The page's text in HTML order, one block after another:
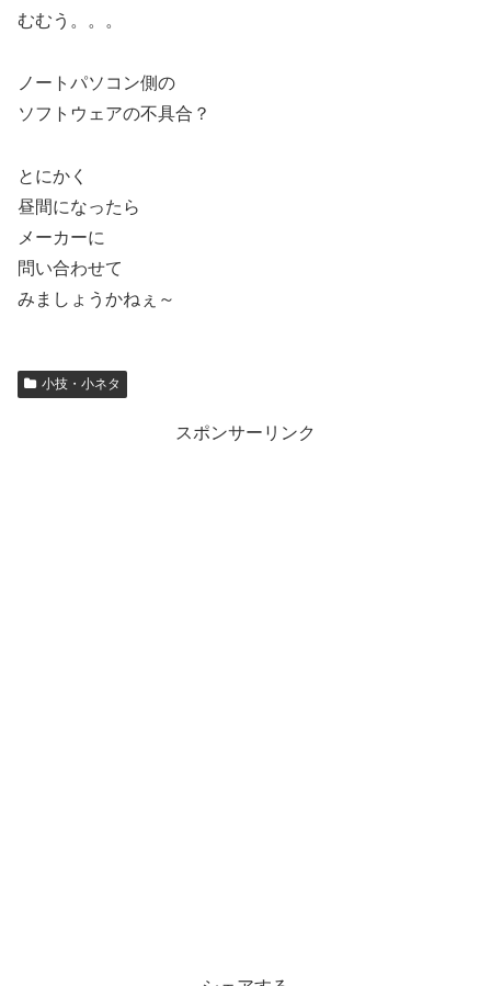
むむう。。。
ノートパソコン側の
ソフトウェアの不具合？
とにかく
昼間になったら
メーカーに
問い合わせて
みましょうかねぇ～
小技・小ネタ
スポンサーリンク